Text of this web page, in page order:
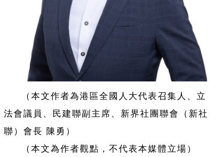
（本文作者為港區全國人大代表召集人、立
法會議員、民建聯副主席、新界社團聯會（新社
聯）會長 陳勇）
（本文為作者觀點，不代表本媒體立場）